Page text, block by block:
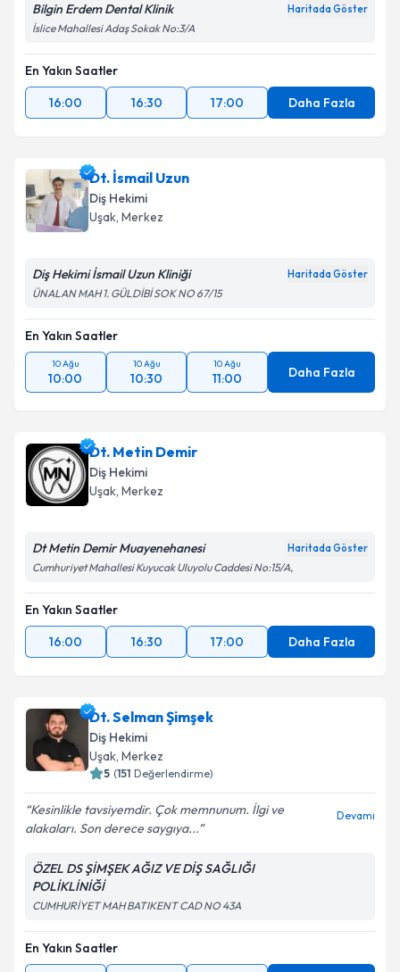
Bilgin Erdem Dental Klinik Haritada Göster
İslice Mahallesi Adaş Sokak No:3/A
En Yakın Saatler
16:00
16:30 17:00 Daha Fazla
Dt. İsmail Uzun
Diş Hekimi
Uşak, Merkez
Diş Hekimi İsmail Uzun Kliniği Haritada Göster
ÜNALAN MAH 1. GÜLDİBİ SOK NO 67/15
En Yakın Saatler
10 Ağu
10:00
10 Ağu
10:30
10 Ağu
11:00 Daha Fazla
Dt. Metin Demir
Diş Hekimi
Uşak, Merkez
Dt Metin Demir Muayenehanesi Haritada Göster
Cumhuriyet Mahallesi Kuyucak Uluyolu Caddesi No:15/A,
En Yakın Saatler
16:00
16:30 17:00 Daha Fazla
Dt. Selman Şimşek
Diş Hekimi
Uşak, Merkez
5 (151 Değerlendirme)
Kesinlikle tavsiyemdir. Çok memnunum. İlgi ve
alakaları. Son derece saygıya...
Devamı
ÖZEL DS ŞİMŞEK AĞIZ VE DİŞ SAĞLIĞI
POLİKLİNİĞİ
CUMHURİYET MAH BATIKENT CAD NO 43A
En Yakın Saatler